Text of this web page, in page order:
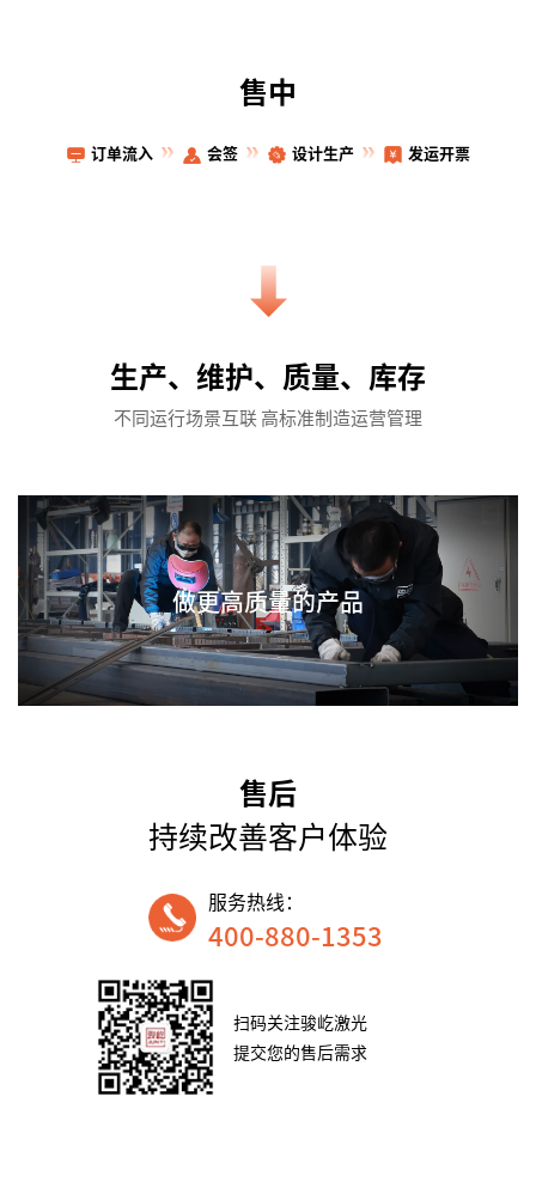
售中
订单流入 会签 设计生产 发运开票
生产、维护、质量、库存
不同运行场景互联 高标准制造运营管理
做更高质量的产品
售后
持续改善客户体验
服务热线：
400-880-1353
扫码关注骏屹激光
提交您的售后需求